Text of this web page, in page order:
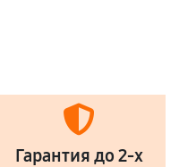
Гарантия до 2-х